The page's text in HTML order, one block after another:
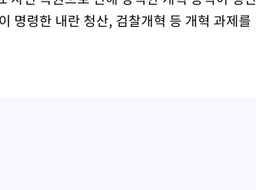
명령한 내란 청산, 검찰개혁 등 개혁 과제를